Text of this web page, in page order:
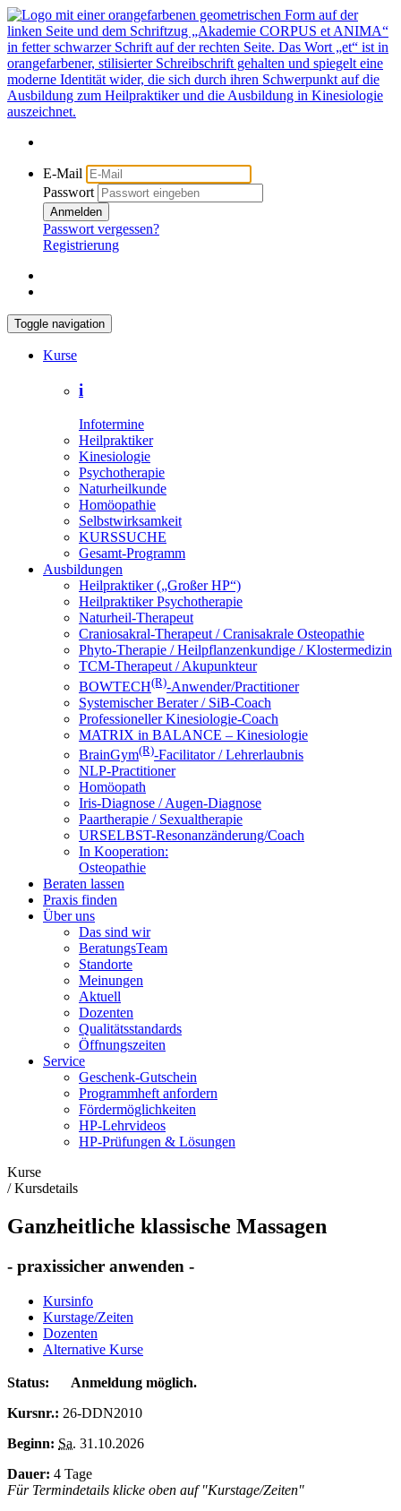
E-Mail
Passwort
Anmelden
Passwort vergessen?
Registrierung
Toggle navigation
Kurse
i
Infotermine
Heilpraktiker
Kinesiologie
Psychotherapie
Naturheilkunde
Homöopathie
Selbstwirksamkeit
KURSSUCHE
Gesamt-Programm
Ausbildungen
Heilpraktiker („Großer HP“)
Heilpraktiker Psychotherapie
Naturheil-Therapeut
Craniosakral-Therapeut / Cranisakrale Osteopathie
Phyto-Therapie / Heilpflanzenkundige / Klostermedizin
TCM-Therapeut / Akupunkteur
BOWTECH(R)-Anwender/Practitioner
Systemischer Berater / SiB-Coach
Professioneller Kinesiologie-Coach
MATRIX in BALANCE – Kinesiologie
BrainGym(R)-Facilitator / Lehrerlaubnis
NLP-Practitioner
Homöopath
Iris-Diagnose / Augen-Diagnose
Paartherapie / Sexualtherapie
URSELBST-Resonanzänderung/Coach
In Kooperation:
Osteopathie
Beraten lassen
Praxis finden
Über uns
Das sind wir
BeratungsTeam
Standorte
Meinungen
Aktuell
Dozenten
Qualitätsstandards
Öffnungszeiten
Service
Geschenk-Gutschein
Programmheft anfordern
Fördermöglichkeiten
HP-Lehrvideos
HP-Prüfungen & Lösungen
Kurse
/Kursdetails
Ganzheitliche klassische Massagen
- praxissicher anwenden -
Kursinfo
Kurstage/Zeiten
Dozenten
Alternative Kurse
Status:
Anmeldung möglich.
Kursnr.: 26-DDN2010
Beginn: Sa. 31.10.2026
Dauer: 4 Tage
Für Termindetails klicke oben auf "Kurstage/Zeiten"